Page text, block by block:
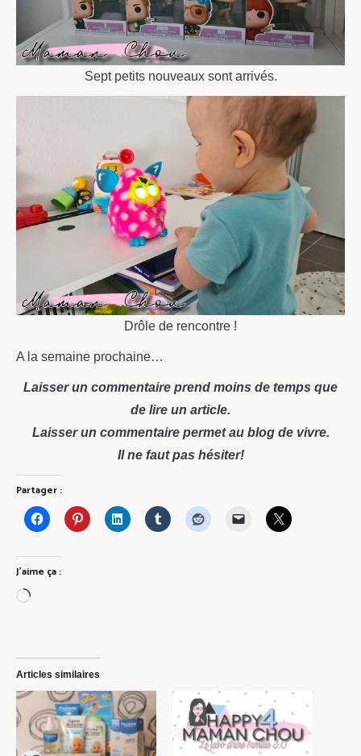
Sept petits nouveaux sont arrivés.
Drôle de rencontre !
A la semaine prochaine…
Laisser un commentaire prend moins de temps que
de lire un article.
Laisser un commentaire permet au blog de vivre.
Il ne faut pas hésiter!
Partager :
J’aime ça :
Chargement…
Articles similaires